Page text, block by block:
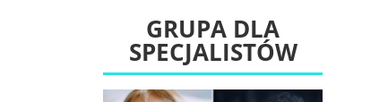
GRUPA DLA
SPECJALISTÓW